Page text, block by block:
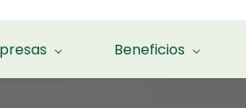
Beneficios